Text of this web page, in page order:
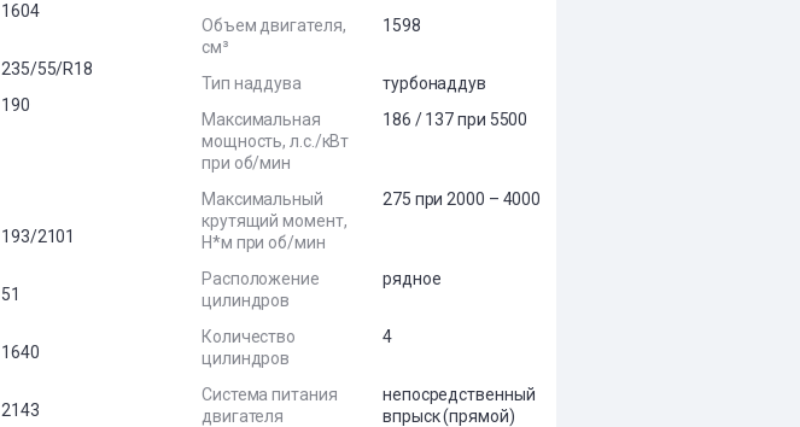
1604
235/55/R18
190
193/2101
51
1640
2143
Объем двигателя,
см³
1598
Тип наддува
турбонаддув
Максимальная
мощность, л.с./кВт
при об/мин
186 / 137 при 5500
Максимальный
крутящий момент,
Н*м при об/мин
275 при 2000 – 4000
Расположение
цилиндров
рядное
Количество
цилиндров
4
Система питания
двигателя
непосредственный
впрыск (прямой)